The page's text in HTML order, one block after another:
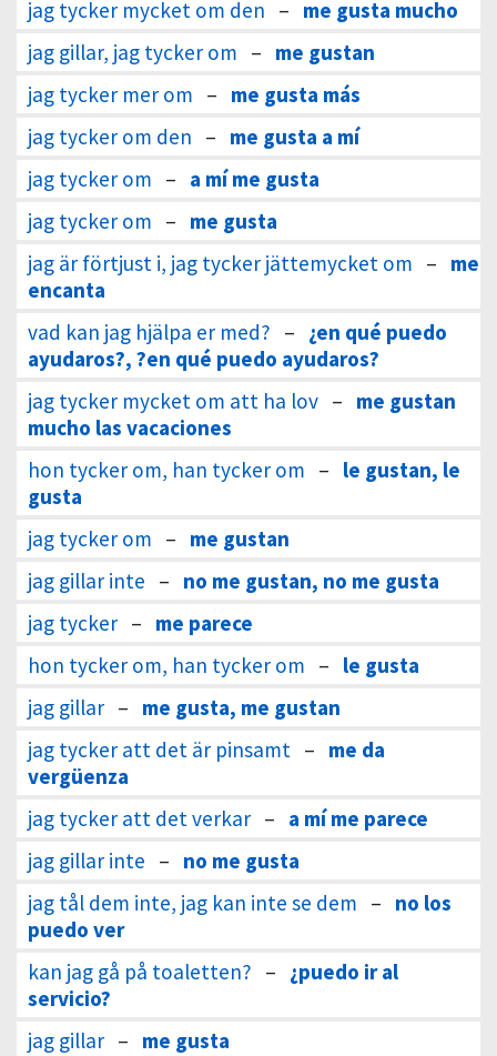
jag tycker mycket om den – me gusta mucho
jag gillar, jag tycker om – me gustan
jag tycker mer om – me gusta más
jag tycker om den – me gusta a mí
jag tycker om – a mí me gusta
jag tycker om – me gusta
jag är förtjust i, jag tycker jättemycket om – me
encanta
vad kan jag hjälpa er med? – ¿en qué puedo
ayudaros?, ?en qué puedo ayudaros?
jag tycker mycket om att ha lov – me gustan
mucho las vacaciones
hon tycker om, han tycker om – le gustan, le
gusta
jag tycker om – me gustan
jag gillar inte – no me gustan, no me gusta
jag tycker – me parece
hon tycker om, han tycker om – le gusta
jag gillar – me gusta, me gustan
jag tycker att det är pinsamt – me da
vergüenza
jag tycker att det verkar – a mí me parece
jag gillar inte – no me gusta
jag tål dem inte, jag kan inte se dem – no los
puedo ver
kan jag gå på toaletten? – ¿puedo ir al
servicio?
jag gillar – me gusta